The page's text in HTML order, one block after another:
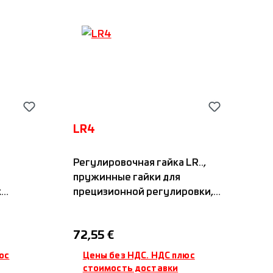
LR4
Регулировочная гайка LR..,
пружинные гайки для
прецизионной регулировки,
зажимным винтом на
подпружиненной резьбовой
поверхности, пазы: 4x90°,
Обычная цена:
72,55 €
Цены без НДС. НДС плюс
стоимость доставки